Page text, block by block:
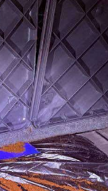
Рейтингът
Зеленски
протестите
му имат
РУСИЯ И
Жълт и
39°
БЪЛГАРИЯ